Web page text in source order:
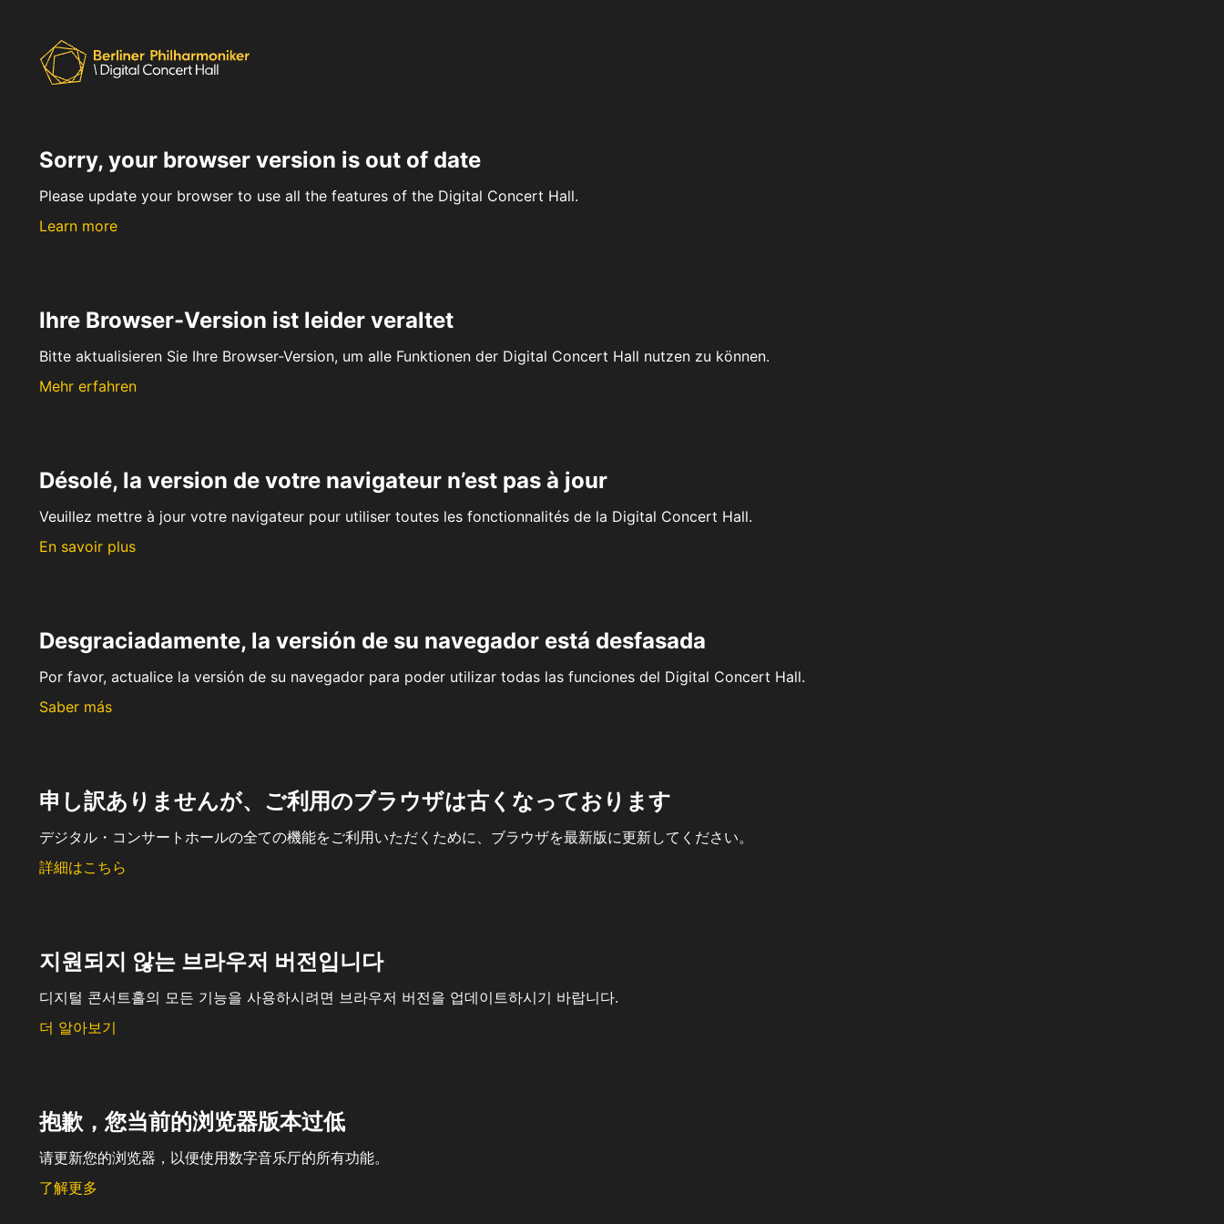
Sorry, your browser version is out of date
Please update your browser to use all the features of the Digital Concert Hall.
Learn more
Ihre Browser-Version ist leider veraltet
Bitte aktualisieren Sie Ihre Browser-Version, um alle Funktionen der Digital Concert Hall nutzen zu können.
Mehr erfahren
Désolé, la version de votre navigateur n’est pas à jour
Veuillez mettre à jour votre navigateur pour utiliser toutes les fonctionnalités de la Digital Concert Hall.
En savoir plus
Desgraciadamente, la versión de su navegador está desfasada
Por favor, actualice la versión de su navegador para poder utilizar todas las funciones del Digital Concert Hall.
Saber más
申し訳ありませんが、ご利用のブラウザは古くなっております
デジタル・コンサートホールの全ての機能をご利用いただくために、ブラウザを最新版に更新してください。
詳細はこちら
지원되지 않는 브라우저 버전입니다
디지털 콘서트홀의 모든 기능을 사용하시려면 브라우저 버전을 업데이트하시기 바랍니다.
더 알아보기
抱歉，您当前的浏览器版本过低
请更新您的浏览器，以便使用数字音乐厅的所有功能。
了解更多